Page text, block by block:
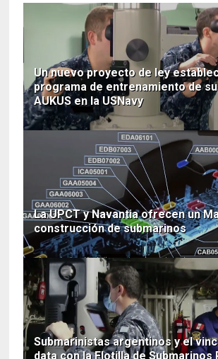
Un nuevo proyecto de ley
programa de entrenamiento de
AUKUS en la USNavy
La UPCT y Navantia ofrecen un
construcción de submarinos
Submarinistas argentinos y el
data con la Flotilla de Submarinos